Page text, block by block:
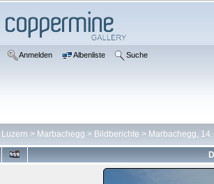
Anmelden Albenliste Suche
Luzern > Marbachegg > Bildberichte > Marbachegg,